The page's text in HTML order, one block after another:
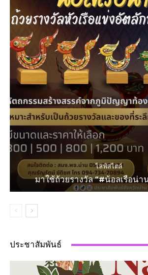
ไลฟ์สไตล์
มาใช้ถ้วยรางวัล “#น้อลเรือน่า
ประชาสัมพันธ์